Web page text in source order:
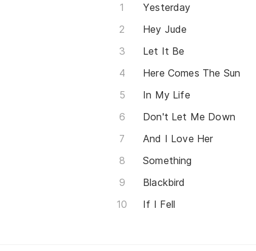
Yesterday
Hey Jude
Let It Be
Here Comes The Sun
In My Life
Don't Let Me Down
And I Love Her
Something
Blackbird
If I Fell